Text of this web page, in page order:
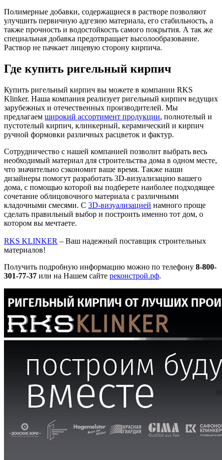
Полимерные добавки, содержащиеся в растворе позволяют
улучшить первичную адгезию материала, его стабильность, а
также прочность и водостойкость самого покрытия. А так же
специальная добавка предотвращает высолообразование.
Раствор не пачкает лицевую сторону кирпича.
Где купить ригельный кирпич
Купить ригельный кирпич вы можете в компании RKS
Klinker. Наша компания реализует ригельный кирпич ведущих
зарубежных и отечественных производителей. Мы
предлагаем широкий ассортимент продукции, полнотелый и
пустотелый кирпич, клинкерный, керамический и кирпич
ручной формовки различных расцветок и фактур.
Сотрудничество с нашей компанией позволит выбрать весь
необходимый материал для строительства дома в одном месте,
что значительно сэкономит ваше время. Также наши
дизайнеры помогут разработать 3D-визуализацию вашего
дома, с помощью которой вы подберете наиболее подходящее
сочетание облицовочного материала с различными
кладочными смесями. С 3D-визуализацией намного проще
сделать правильный выбор и построить именно тот дом, о
котором вы мечтаете.
RKS KLINKER – Ваш надежный поставщик строительных
материалов!
Получить подробную информацию можно по телефону 8-800-
301-77-37 или на Нашем сайте реконстрой.рф.